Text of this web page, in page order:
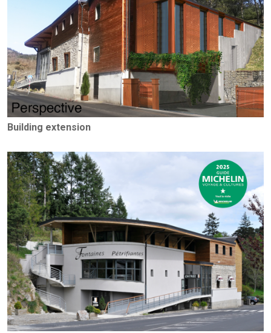
Building extension